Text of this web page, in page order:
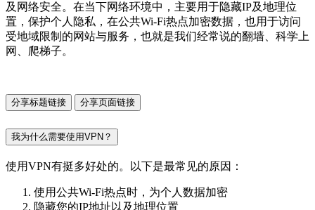
及网络安全。在当下网络环境中，主要用于隐藏IP及地理位
置，保护个人隐私，在公共Wi-Fi热点加密数据，也用于访问
受地域限制的网站与服务，也就是我们经常说的翻墙、科学上
网、爬梯子。
分享标题链接 分享页面链接
我为什么需要使用VPN？
使用VPN有挺多好处的。以下是最常见的原因：
使用公共Wi-Fi热点时，为个人数据加密
隐藏您的IP地址以及地理位置